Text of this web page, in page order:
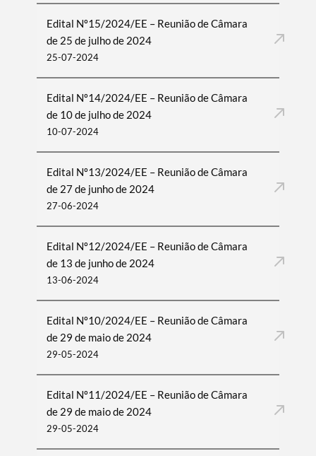
Edital Nº15/2024/EE – Reunião de Câmara
de 25 de julho de 2024
25-07-2024
Edital Nº14/2024/EE – Reunião de Câmara
de 10 de julho de 2024
10-07-2024
Edital Nº13/2024/EE – Reunião de Câmara
de 27 de junho de 2024
27-06-2024
Edital Nº12/2024/EE – Reunião de Câmara
de 13 de junho de 2024
13-06-2024
Edital Nº10/2024/EE – Reunião de Câmara
de 29 de maio de 2024
29-05-2024
Edital Nº11/2024/EE – Reunião de Câmara
de 29 de maio de 2024
29-05-2024